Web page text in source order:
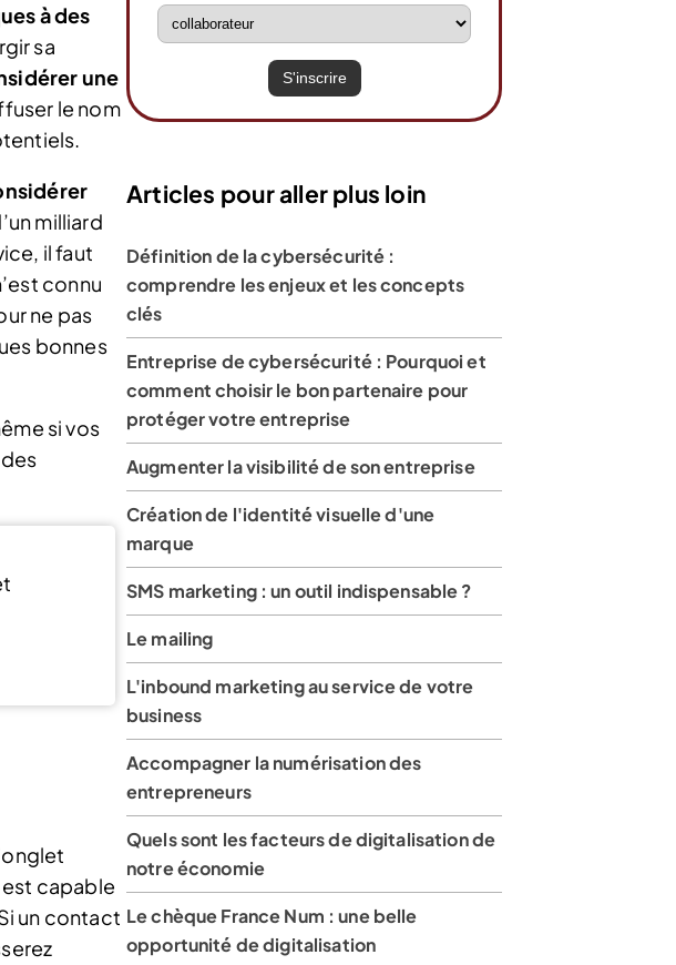
à des
sa
une
le nom
milliard
il faut
connu
ne pas
bonnes
si vos
capable
un contact
Articles pour aller plus loin
Définition de la cybersécurité :
comprendre les enjeux et les concepts
clés
Entreprise de cybersécurité : Pourquoi et
comment choisir le bon partenaire pour
protéger votre entreprise
Augmenter la visibilité de son entreprise
Création de l'identité visuelle d'une
marque
SMS marketing : un outil indispensable ?
Le mailing
L'inbound marketing au service de votre
business
Accompagner la numérisation des
entrepreneurs
Quels sont les facteurs de digitalisation de
notre économie
Le chèque France Num : une belle
opportunité de digitalisation